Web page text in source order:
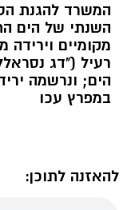
המשרד להגנת
השנתי של הים
מקומיים
רעיל ("דג
הים; ונרשמה
במפרץ עכו
להאזנה לתוכן: